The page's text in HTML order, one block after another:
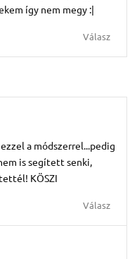
így nem megy :|
Válasz
a módszerrel...pedig
is segített senki,
KÖSZI
Válasz